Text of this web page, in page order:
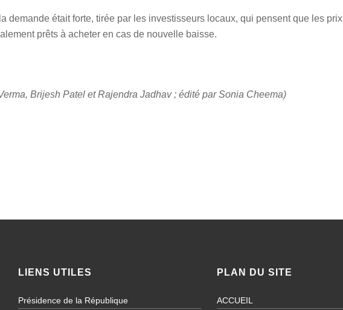
demande était forte, tirée par les investisseurs locaux, qui pensent que les prix
prêts à acheter en cas de nouvelle baisse.
Brijesh Patel et Rajendra Jadhav ; édité par Sonia Cheema)
LIENS UTILES
Présidence de la République
PLAN DU SITE
ACCUEIL